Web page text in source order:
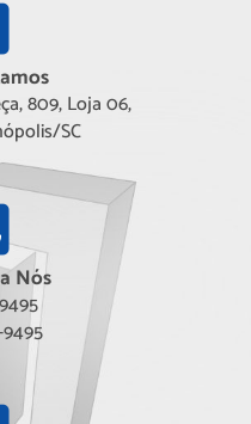
809, Loja 06,
SC
Nós